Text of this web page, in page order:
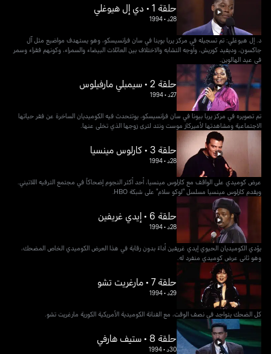
حلقة 1 • دي إل هيوغلي
28د •
1994
د. إل هيوغلي: تم تسجيله في مركز يربا بوينا في سان فرانسيسكو، وهو يستهدف مواضيع مثل آل
جاكسون، وديفيد كوريش، وأوجه التشابه والاختلاف بين العائلات البيضاء والسمراء، وكونهم فقراء وسمر
في عيد الهالوين.
حلقة 2 • سيمبلي مارفيلوس
27د •
1994
تم تصويره في مركز يربا بيونا في سان فرانسيسكو، يوتتحدث فيه الكوميديان الساخرة عن فقر حياتها
الاجتماعية ومشاهدتها لأميركاز موست ونتد لترى زوجها الذي تخلى عنها.
حلقة 3 • كارلوس مينسيا
28د •
1994
عرض كوميدي على الواقف مع كارلوس مينسيا، أحد أكثر النجوم إضحاكاً في مجتمع الترفيه اللاتيني.
ويقدم كارلوس مينسيا مسلسل "لوكو سلام" على شبكة HBO.
حلقة 6 • إيدي غريفين
28د •
1994
يؤدي الكوميديان الحيوي إيدي غريفين أداءً بدون رقابة في هذا العرض الكوميدي الخاص المضحك،
وهو ثاني عرض كوميدي منفرد له.
حلقة 7 • مارغريت تشو
29د •
1994
كل الضحك يتواجد في نصف الوقت، مع الفنانة الكوميدية الأمريكية الكورية مارغريت تشو.
حلقة 8 • ستيف هارفي
30د •
1994